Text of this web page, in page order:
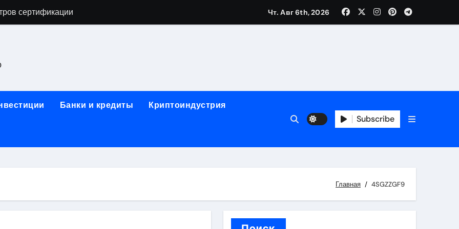
бра в виде факела с эффектом старины
работы на объектах культурного наследия
одежды: джемперы, брюки, куртки
для международных расчетов
от проектной документации до противопожарных мероприятий и обустройства мест отдыха
Чт. Авг 6th, 2026
Банки и кредиты Криптоиндустрия
Subscribe
Главная 4SGZZGF9